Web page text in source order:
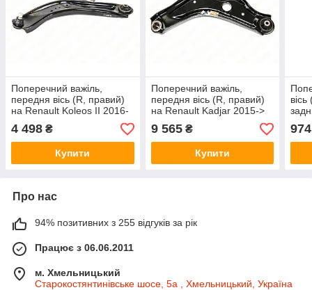
Поперечний важіль,
передня вісь (R, правий)
на Renault Koleos II 2016-
545005HA0A
4 498 ₴
Купити
Поперечний важіль,
передня вісь (R, правий)
на Renault Kadjar 2015->
545004EA0B
9 565₴
Купити
974
Про нас
94% позитивних з 255 відгуків за рік
Працює з 06.06.2011
м. Хмельницький
Старокостянтинівське шосе, 5а , Хмельницький, Україна